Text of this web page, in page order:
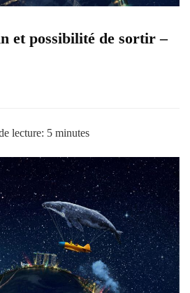
et possibilité de sortir –
lecture: 5 minutes